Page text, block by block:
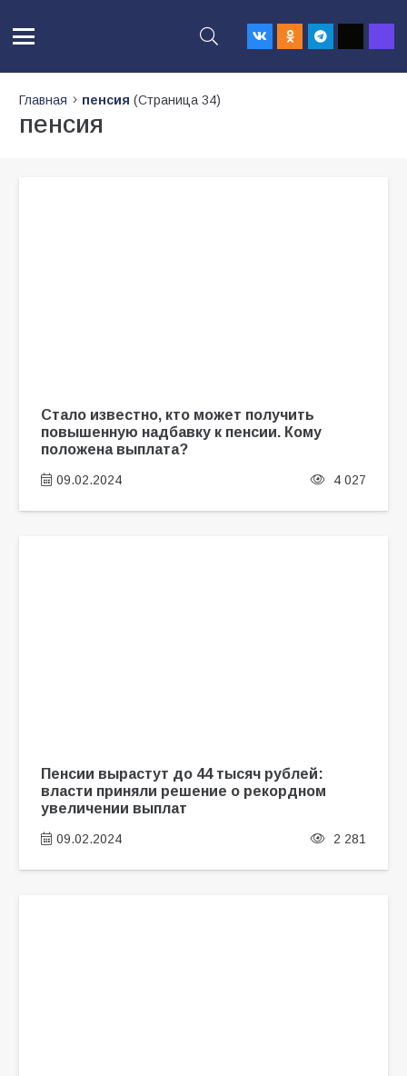
Главная пенсия (Страница 34)
пенсия
Стало известно, кто может получить
повышенную надбавку к пенсии. Кому
положена выплата?
09.02.2024 4 027
Пенсии вырастут до 44 тысяч рублей:
власти приняли решение о рекордном
увеличении выплат
09.02.2024 2 281